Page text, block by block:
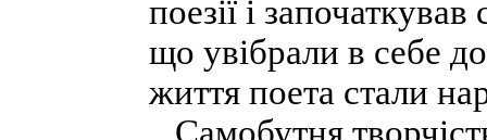
поезії і
що увібрали в себе
життя поета стали